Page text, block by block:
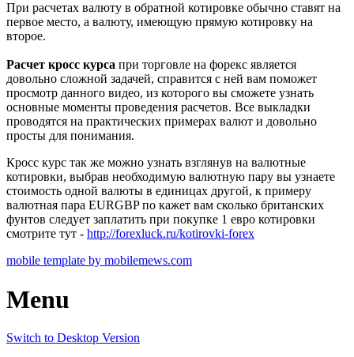
При расчетах валюту в обратной котировке обычно ставят на
первое место, а валюту, имеющую прямую котировку на
второе.
Расчет кросс курса при торговле на форекс является
довольно сложной задачей, справится с ней вам поможет
просмотр данного видео, из которого вы сможете узнать
основные моменты проведения расчетов. Все выкладки
проводятся на практических примерах валют и довольно
просты для понимания.
Кросс курс так же можно узнать взглянув на валютные
котировки, выбрав необходимую валютную пару вы узнаете
стоимость одной валюты в единицах другой, к примеру
валютная пара EURGBP по кажет вам сколько британских
фунтов следует заплатить при покупке 1 евро котировки
смотрите тут - http://forexluck.ru/kotirovki-forex
mobile template by mobilemews.com
Menu
Switch to Desktop Version